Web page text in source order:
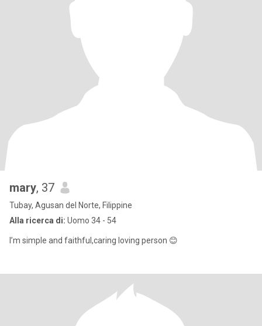
mary, 37
Tubay, Agusan del Norte, Filippine
Alla ricerca di: Uomo 34 - 54
I’m simple and faithful,caring loving person 😊